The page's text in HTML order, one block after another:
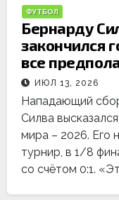
ФУТБОЛ
Бернарду
закончился
все
ИЮЛ 13, 2026
Нападающий
Силва
мира – 2026. Его
турнир, в 1/8
со счётом 0:1.